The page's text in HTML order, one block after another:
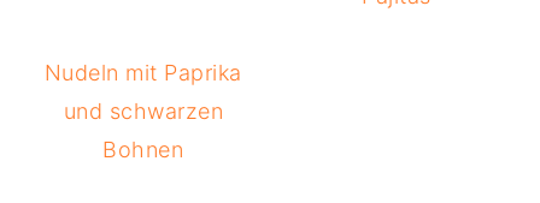
Nudeln mit Paprika
und schwarzen
Bohnen